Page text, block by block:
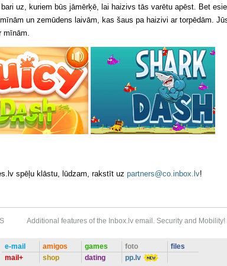
uz, kuriem būs jāmērķē, lai haizivs tās varētu apēst. Bet
un zemūdens laivām, kas šaus pa haizivi ar torpēdām.
mīnām.
spēļu klāstu, lūdzam, rakstīt uz partners@co.inbox.lv!
Additional features of the Inbox.lv email. Security and Mobility!
e-mail
mail+
amigos
shop
games
dating
foto
pp.lv
files